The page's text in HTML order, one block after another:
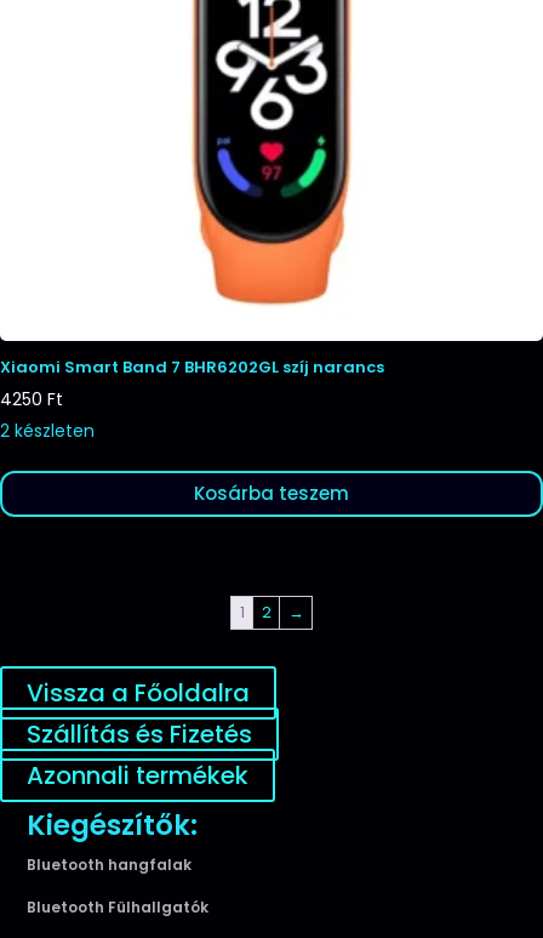
Xiaomi Smart Band 7 BHR6202GL szíj narancs
4250 Ft
2 készleten
Kosárba teszem
1 2 →
Vissza a Főoldalra
Szállítás és Fizetés
Azonnali termékek
Kiegészítők:
Bluetooth hangfalak
Bluetooth Fülhallgatók